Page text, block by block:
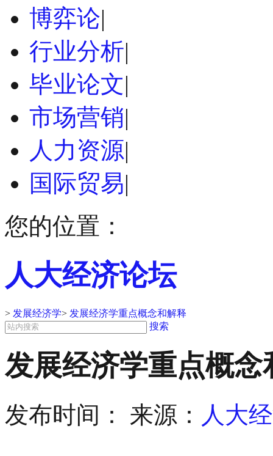
博弈论|
行业分析|
毕业论文|
市场营销|
人力资源|
国际贸易|
您的位置：
人大经济论坛
> 发展经济学> 发展经济学重点概念和解释
搜索
发展经济学重点概念
发布时间： 来源： 人大